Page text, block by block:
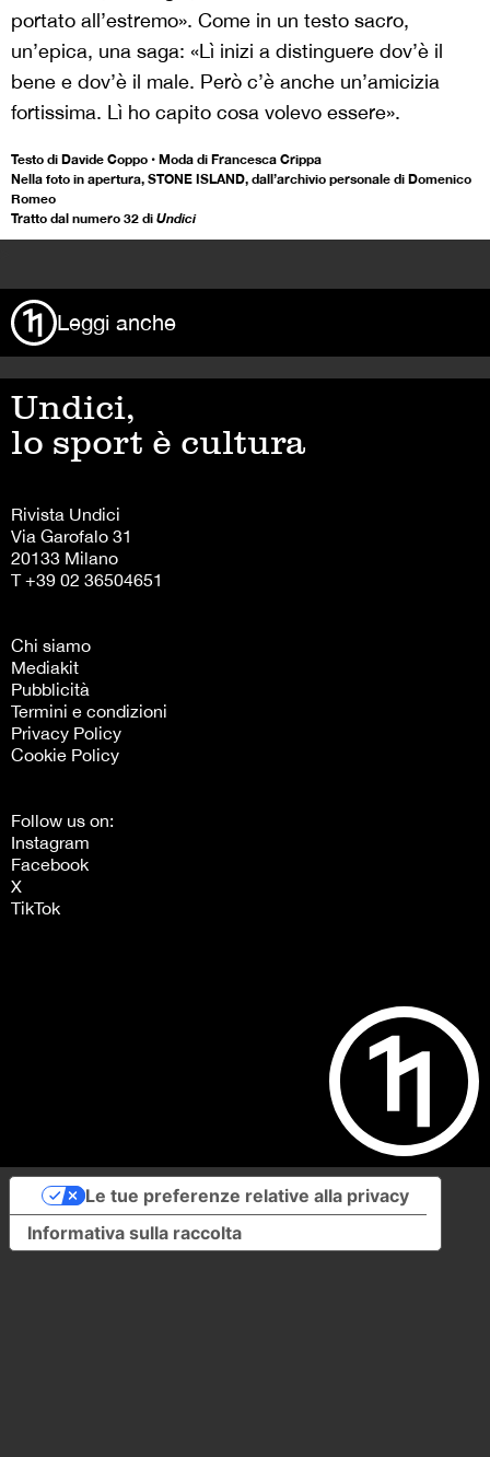
portato all’estremo». Come in un testo sacro,
un’epica, una saga: «Lì inizi a distinguere dov’è il
bene e dov’è il male. Però c’è anche un’amicizia
fortissima. Lì ho capito cosa volevo essere».
Testo di Davide Coppo • Moda di Francesca Crippa
Nella foto in apertura, STONE ISLAND, dall’archivio personale di Domenico
Romeo
Tratto dal numero 32 di Undici
Leggi anche
Undici,
lo sport è cultura
Rivista Undici
Via Garofalo 31
20133 Milano
T +39 02 36504651
Chi siamo
Mediakit
Pubblicità
Termini e condizioni
Privacy Policy
Cookie Policy
Follow us on:
Instagram
Facebook
X
TikTok
Informativa sulla raccolta
Le tue preferenze relative alla privacy